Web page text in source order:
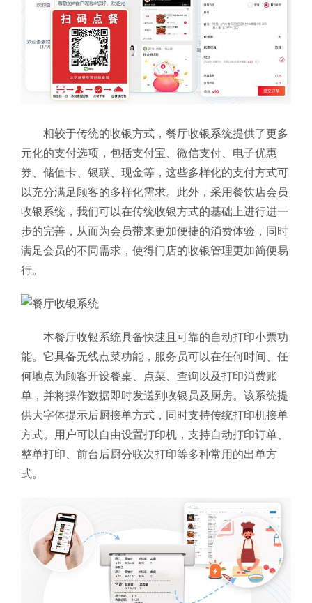
相较于传统的收银方式，餐厅收银系统提供了更多
元化的支付选项，包括支付宝、微信支付、电子优惠
券、储值卡、银联、现金等，这些多样化的支付方式可
以充分满足顾客的多样化需求。此外，采用餐饮店会员
收银系统，我们可以在传统收银方式的基础上进行进一
步的完善，从而为会员带来更加便捷的消费体验，同时
满足会员的不同需求，使得门店的收银管理更加简便易
行。
本餐厅收银系统具备快速且可靠的自动打印小票功
能。它具备无线点菜功能，服务员可以在任何时间、任
何地点为顾客开设餐桌、点菜、查询以及打印消费账
单，并将操作数据即时发送到收银员及厨房。该系统提
供大字体提示后厨接单方式，同时支持传统打印机接单
方式。用户可以自由设置打印机，支持自动打印订单、
整单打印、前台后厨分联次打印等多种常用的出单方
式。